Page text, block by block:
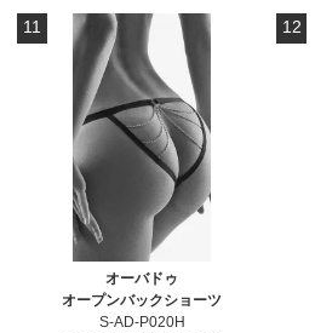
11
オーバドゥ
オープンバックショーツ
S-AD-P020H
12